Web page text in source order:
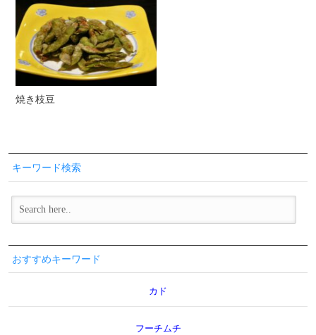
焼き枝豆
キーワード検索
おすすめキーワード
カド
フーチムチ